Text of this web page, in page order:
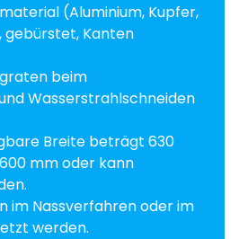
(Aluminium, Kupfer,
gebürstet, Kanten
beim
Wasserstrahlschneiden
Breite beträgt 630
mm oder kann
im Nassverfahren oder im
werden.